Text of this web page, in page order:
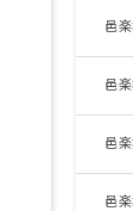
邑
邑
邑
邑